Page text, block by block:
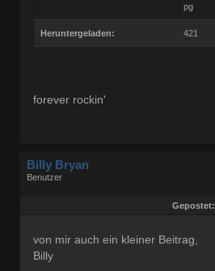
pg
Heruntergeladen: 421
forever rockin'
Billy Bryan
Benutzer
Gepostet:
von mir auch ein kleiner Beitrag,
Billy